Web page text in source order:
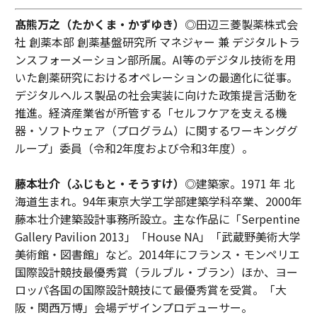
髙熊万之（たかくま・かずゆき） ◎田辺三菱製薬株式会
社 創薬本部 創薬基盤研究所 マネジャー 兼 デジタルトラ
ンスフォーメーション部所属。AI等のデジタル技術を用
いた創薬研究におけるオペレーションの最適化に従事。
デジタルヘルス製品の社会実装に向けた政策提言活動を
推進。経済産業省が所管する「セルフケアを支える機
器・ソフトウェア（プログラム）に関するワーキンググ
ループ」委員（令和2年度および令和3年度）。
藤本壮介（ふじもと・そうすけ） ◎建築家。1971 年 北
海道生まれ。94年東京大学工学部建築学科卒業、2000年
藤本壮介建築設計事務所設立。主な作品に「Serpentine
Gallery Pavilion 2013」「House NA」「武蔵野美術大学
美術館・図書館」など。2014年にフランス・モンペリエ
国際設計競技最優秀賞（ラルブル・ブラン）ほか、ヨー
ロッパ各国の国際設計競技にて最優秀賞を受賞。「大
阪・関西万博」会場デザインプロデューサー。